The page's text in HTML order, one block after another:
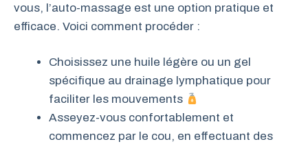
vous, l’auto-massage est une option pratique et
efficace. Voici comment procéder :
Choisissez une huile légère ou un gel
spécifique au drainage lymphatique pour
faciliter les mouvements
Asseyez-vous confortablement et
commencez par le cou, en effectuant des